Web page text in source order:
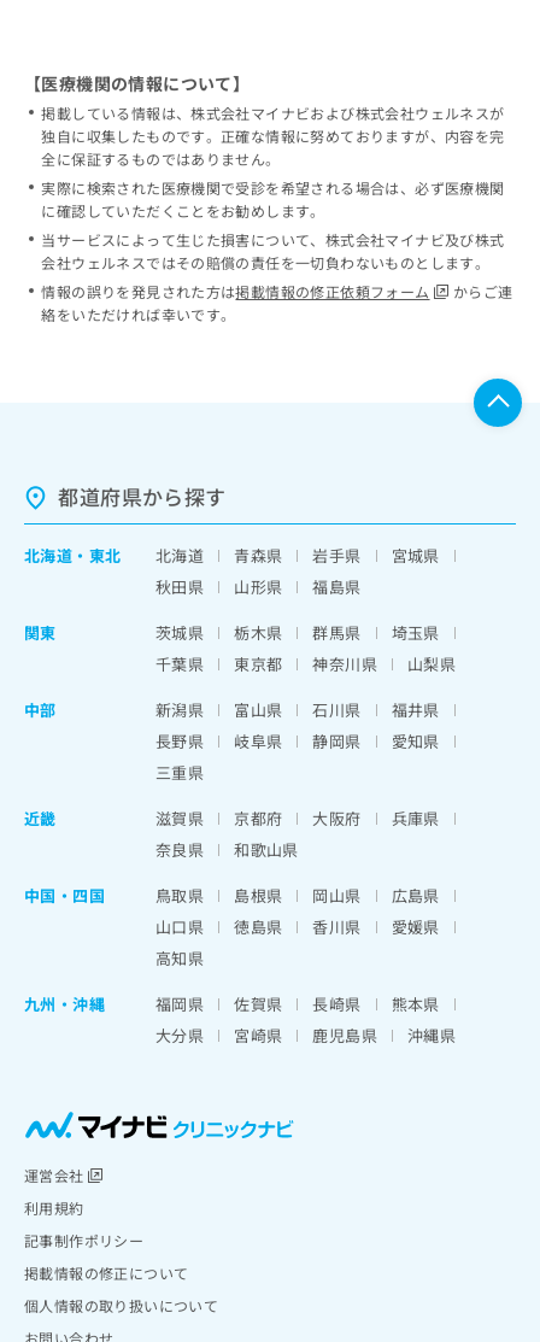
【医療機関の情報について】
掲載している情報は、株式会社マイナビおよび株式会社ウェルネスが
独自に収集したものです。正確な情報に努めておりますが、内容を完
全に保証するものではありません。
実際に検索された医療機関で受診を希望される場合は、必ず医療機関
に確認していただくことをお勧めします。
当サービスによって生じた損害について、株式会社マイナビ及び株式
会社ウェルネスではその賠償の責任を一切負わないものとします。
情報の誤りを発見された方は掲載情報の修正依頼フォーム
からご連
絡をいただければ幸いです。
都道府県から探す
北海道 ・ 東北 北海道 青森県 岩手県
宮城県
秋田県
山形県
福島県
関東
茨城県 栃木県 群馬県
埼玉県
千葉県
東京都 神奈川県
山梨県
中部
新潟県 富山県 石川県
福井県
長野県
岐阜県 静岡県
愛知県
三重県
近畿
滋賀県 京都府 大阪府
兵庫県
奈良県
和歌山県
中国・四国
鳥取県 島根県 岡山県
広島県
山口県
徳島県 香川県
愛媛県
高知県
九州・沖縄
福岡県 佐賀県 長崎県
熊本県
大分県
宮崎県 鹿児島県 沖縄県
運営会社
利用規約
記事制作ポリシー
掲載情報の修正について
個人情報の取り扱いについて
お問い合わせ